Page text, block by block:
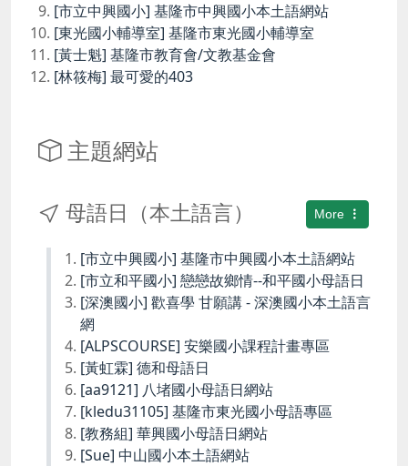
[市立中興國小] 基隆市中興國小本土語網站
[東光國小輔導室] 基隆市東光國小輔導室
[黃士魁] 基隆市教育會/文教基金會
[林筱梅] 最可愛的403
主題網站
More
母語日（本土語言）
[市立中興國小] 基隆市中興國小本土語網站
[市立和平國小] 戀戀故鄉情--和平國小母語日
[深澳國小] 歡喜學 甘願講 - 深澳國小本土語言
網
[ALPSCOURSE] 安樂國小課程計畫專區
[黃虹霖] 德和母語日
[aa9121] 八堵國小母語日網站
[kledu31105] 基隆市東光國小母語專區
[教務組] 華興國小母語日網站
[Sue] 中山國小本土語網站